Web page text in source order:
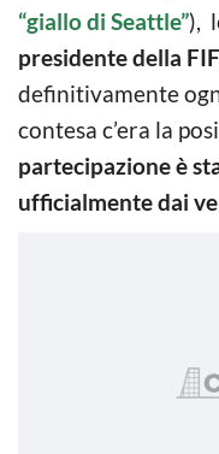
“giallo di Seattle”),
presidente della
definitivamente
contesa c’era la
partecipazione è
ufficialmente dai